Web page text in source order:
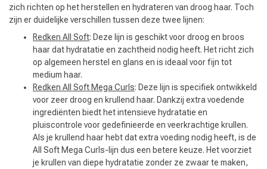
Omvorming CombiDeals
zich richten op het herstellen en hydrateren van droog haar. Toch
zijn er duidelijke verschillen tussen deze twee lijnen:
Redken All Soft: Deze lijn is geschikt voor droog en broos
haar dat hydratatie en zachtheid nodig heeft. Het richt zich
op algemeen herstel en glans en is ideaal voor fijn tot
medium haar.
Redken All Soft Mega Curls: Deze lijn is specifiek ontwikkeld
voor zeer droog en krullend haar. Dankzij extra voedende
ingrediënten biedt het intensieve hydratatie en
pluiscontrole voor gedefinieerde en veerkrachtige krullen.
Als je krullend haar hebt dat extra voeding nodig heeft, is de
All Soft Mega Curls-lijn dus een betere keuze. Het voorziet
je krullen van diepe hydratatie zonder ze zwaar te maken,